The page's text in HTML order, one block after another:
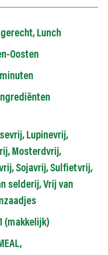
, Lunch
Oosten
, Lupinevrij,
, Mosterdvrij,
,Sojavrij,Sulfietvrij,
selderij,Vrij van
(makkelijk)
,